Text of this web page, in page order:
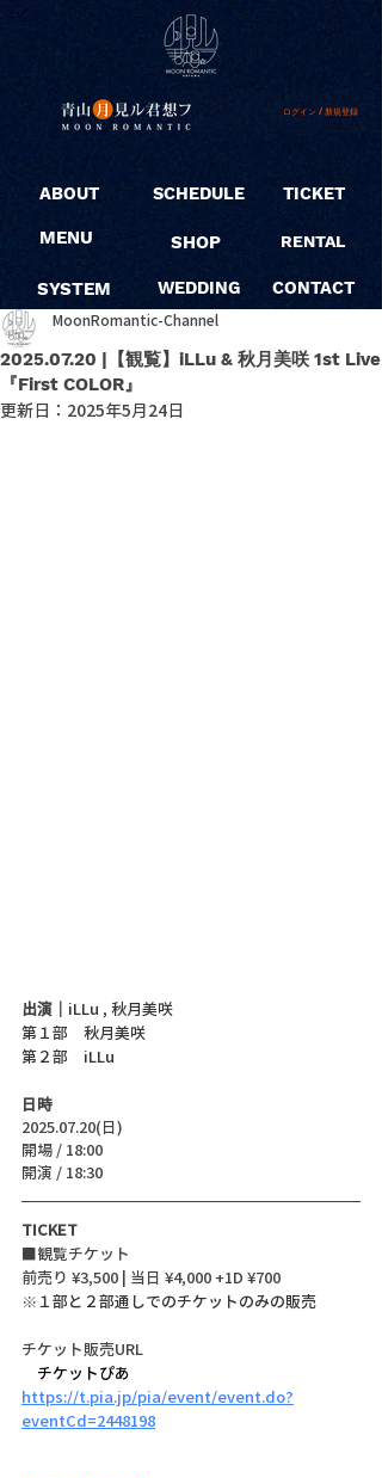
ログイン / 新規登録
ABOUT
MENU
SYSTEM
SCHEDULE
SHOP
WEDDING
TICKET
RENTAL
CONTACT
2025.07.20 |【観覧】iLLu & 秋月美咲 1st Live
『First COLOR』
MoonRomantic-Channel
更新日： 2025年5月24日
出演｜ iLLu , 秋月美咲
第１部　秋月美咲
第２部　iLLu
日時
2025.07.20(日)
開場 / 18:00
開演 / 18:30
TICKET
■観覧チケット
前売り ¥3,500 | 当日 ¥4,000 +1D ¥700
※１部と２部通しでのチケットのみの販売
チケット販売URL
チケットぴあ
https://t.pia.jp/pia/event/event.do?
eventCd=2448198